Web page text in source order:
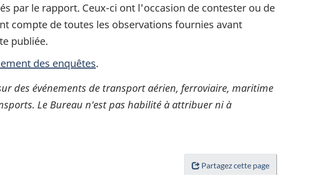
par le rapport. Ceux-ci ont l'occasion de contester ou de
compte de toutes les observations fournies avant
publiée.
des enquêtes.
des événements de transport aérien, ferroviaire, maritime
Le Bureau n'est pas habilité à attribuer ni à
Partagez cette page